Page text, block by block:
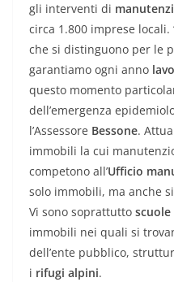
gli interventi di
circa 1.800 imprese locali.
che si distinguono per le
garantiamo ogni anno
questo momento
dell’emergenza
l’Assessore Bessone.
immobili la cui
competono all’Ufficio
solo immobili, ma anche
Vi sono soprattutto scuole
immobili nei quali si
dell’ente pubblico,
i rifugi alpini.